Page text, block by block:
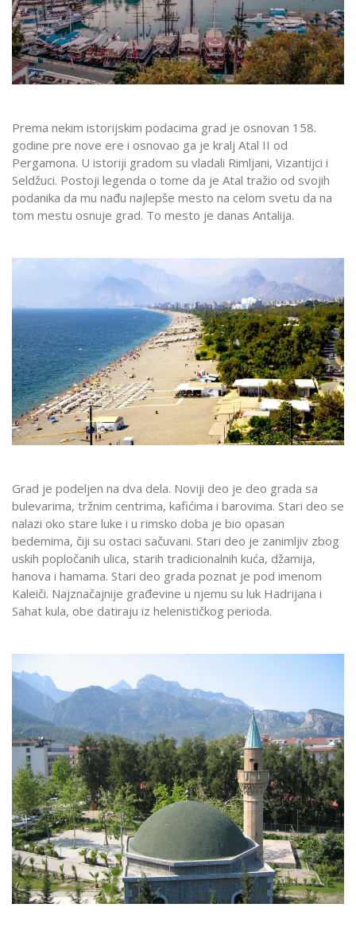
Prema nekim istorijskim podacima grad je osnovan 158.
godine pre nove ere i osnovao ga je kralj Atal II od
Pergamona. U istoriji gradom su vladali Rimljani, Vizantijci i
Seldžuci. Postoji legenda o tome da je Atal tražio od svojih
podanika da mu nađu najlepše mesto na celom svetu da na
tom mestu osnuje grad. To mesto je danas Antalija.
Grad je podeljen na dva dela. Noviji deo je deo grada sa
bulevarima, tržnim centrima, kafićima i barovima. Stari deo se
nalazi oko stare luke i u rimsko doba je bio opasan
bedemima, čiji su ostaci sačuvani. Stari deo je zanimljiv zbog
uskih popločanih ulica, starih tradicionalnih kuća, džamija,
hanova i hamama. Stari deo grada poznat je pod imenom
Kaleiči. Najznačajnije građevine u njemu su luk Hadrijana i
Sahat kula, obe datiraju iz helenističkog perioda.